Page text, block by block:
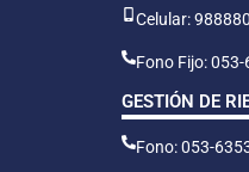
Celular:
Fono Fijo: 053-
GESTIÓN DE
Fono: 053-